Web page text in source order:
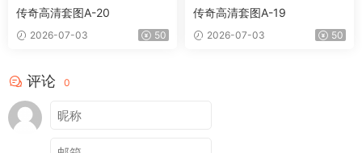
传奇高清套图A-20
2026-07-03 50
传奇高清套图A-19
2026-07-03 50
评论 0